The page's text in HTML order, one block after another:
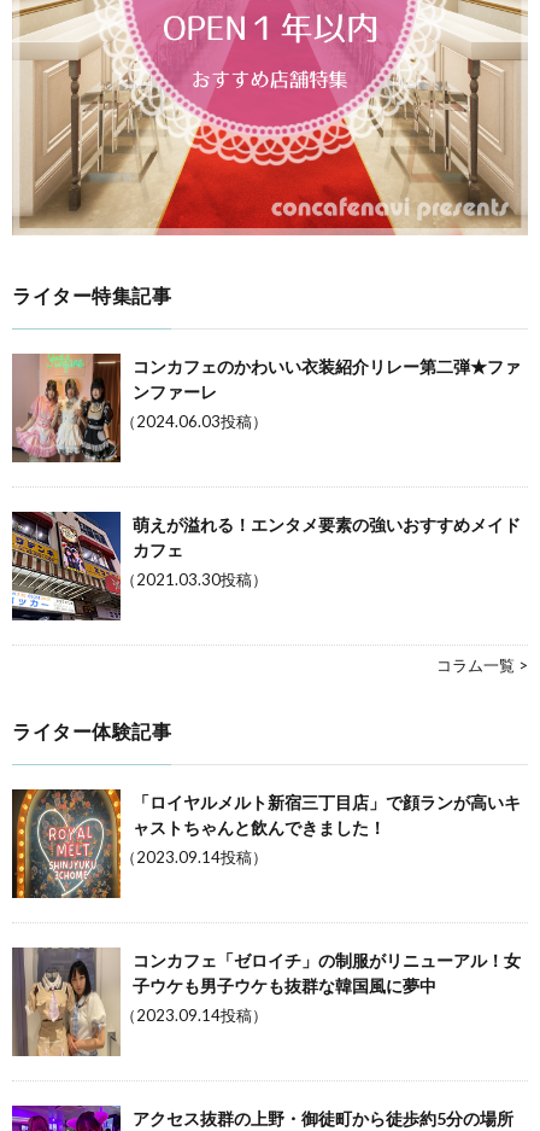
ライター特集記事
コンカフェのかわいい衣装紹介リレー第二弾★ファ
ンファーレ
（2024.06.03投稿）
萌えが溢れる！エンタメ要素の強いおすすめメイド
カフェ
（2021.03.30投稿）
コラム一覧 >
ライター体験記事
「ロイヤルメルト新宿三丁目店」で顔ランが高いキ
ャストちゃんと飲んできました！
（2023.09.14投稿）
コンカフェ「ゼロイチ」の制服がリニューアル！女
子ウケも男子ウケも抜群な韓国風に夢中
（2023.09.14投稿）
アクセス抜群の上野・御徒町から徒歩約5分の場所